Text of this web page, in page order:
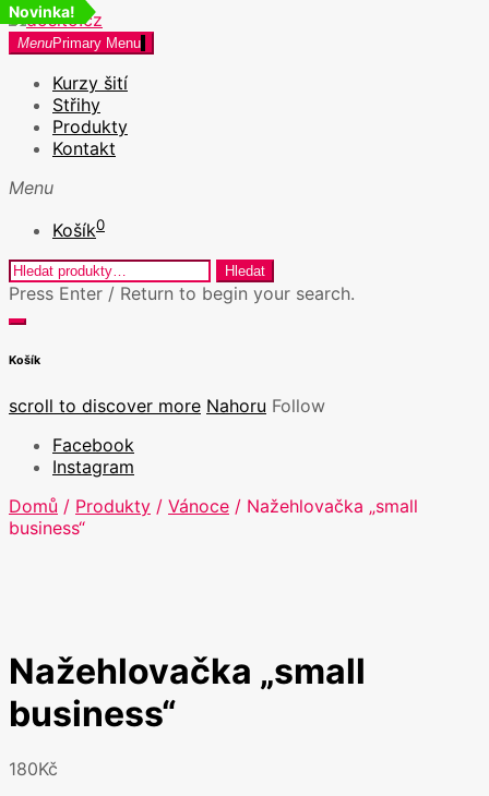
Skip
to
dosito.cz
Kurzy šití v Praze a Kreativní workshopy
MenuPrimary Menu
Kurzy šití
Střihy
Produkty
Kontakt
Menu
Košík0
Hledat: Hledat
Press Enter / Return to begin your search.
close
form
search
Košík
scroll to discover more Nahoru Follow
Facebook
Instagram
Domů / Produkty / Vánoce / Nažehlovačka „small
business“
Nažehlovačka „small
business“
180Kč
Novinka!
Novinka!